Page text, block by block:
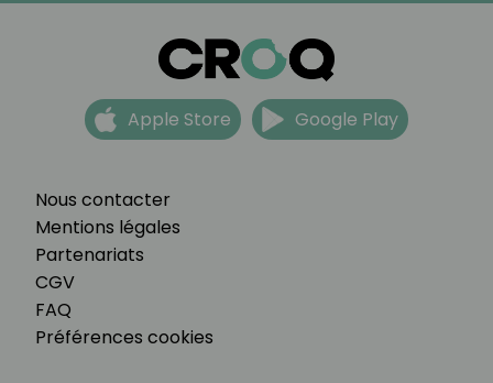
Nous contacter
Mentions légales
Partenariats
CGV
FAQ
Préférences cookies
Apple Store Google Play